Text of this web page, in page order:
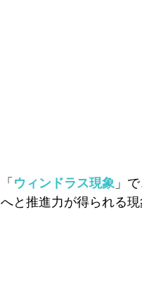
「 ウィンドラス現象 」
へと推進力が得られる